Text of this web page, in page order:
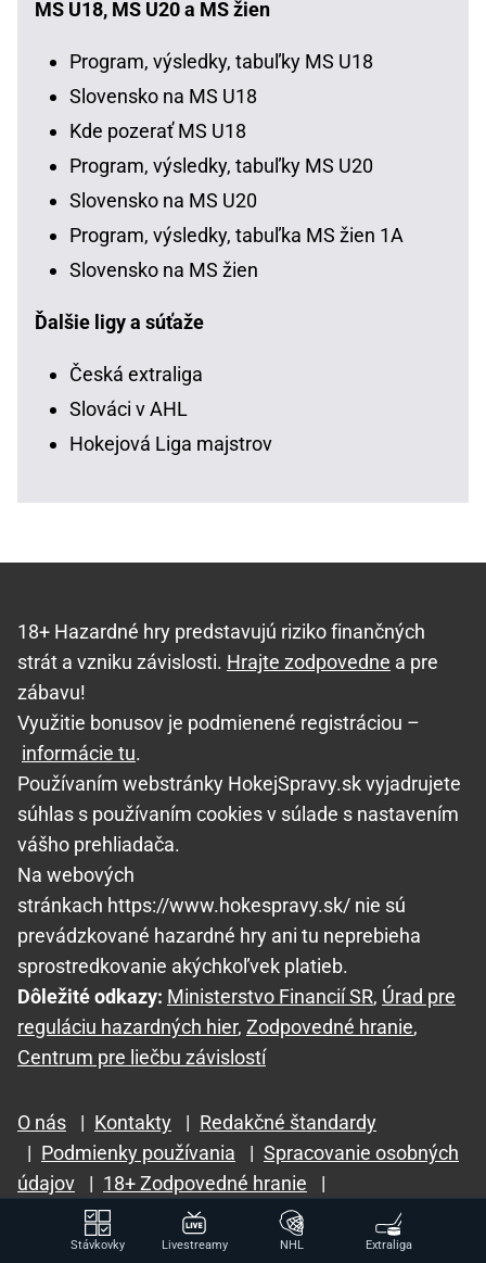
MS U18, MS U20 a MS žien
Program, výsledky, tabuľky MS U18
Slovensko na MS U18
Kde pozerať MS U18
Program, výsledky, tabuľky MS U20
Slovensko na MS U20
Program, výsledky, tabuľka MS žien 1A
Slovensko na MS žien
Ďalšie ligy a súťaže
Česká extraliga
Slováci v AHL
Hokejová Liga majstrov
18+ Hazardné hry predstavujú riziko finančných
strát a vzniku závislosti. Hrajte zodpovedne a pre
zábavu!
Využitie bonusov je podmienené registráciou –
informácie tu.
Používaním webstránky HokejSpravy.sk vyjadrujete
súhlas s používaním cookies v súlade s nastavením
vášho prehliadača.
Na webových
stránkach https://www.hokespravy.sk/ nie sú
prevádzkované hazardné hry ani tu neprebieha
sprostredkovanie akýchkoľvek platieb.
Dôležité odkazy: Ministerstvo Financií SR, Úrad pre
reguláciu hazardných hier, Zodpovedné hranie,
Centrum pre liečbu závislostí
O nás | Kontakty | Redakčné štandardy
| Podmienky používania | Spracovanie osobných
údajov
| 18+ Zodpovedné hranie
|
GTO Solutions, s.r.o.
Stávkovky Livestreamy NHL Extraliga